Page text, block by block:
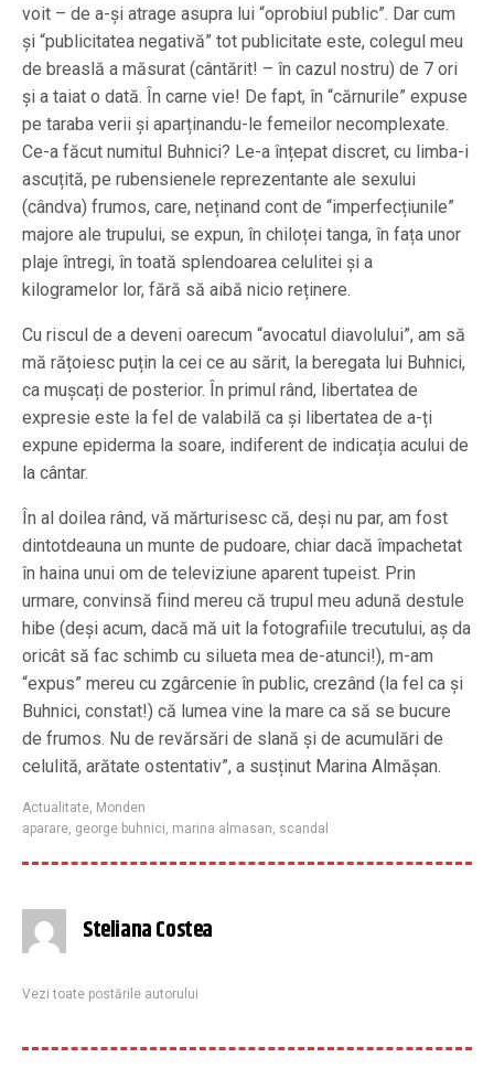
voit – de a-și atrage asupra lui “oprobiul public”. Dar cum
și “publicitatea negativă” tot publicitate este, colegul meu
de breaslă a măsurat (cântărit! – în cazul nostru) de 7 ori
și a taiat o dată. În carne vie! De fapt, în “cărnurile” expuse
pe taraba verii și aparținandu-le femeilor necomplexate.
Ce-a făcut numitul Buhnici? Le-a înțepat discret, cu limba-i
ascuțită, pe rubensienele reprezentante ale sexului
(cândva) frumos, care, neținand cont de “imperfecțiunile”
majore ale trupului, se expun, în chiloței tanga, în fața unor
plaje întregi, în toată splendoarea celulitei și a
kilogramelor lor, fără să aibă nicio reținere.
Cu riscul de a deveni oarecum “avocatul diavolului”, am să
mă rățoiesc puțin la cei ce au sărit, la beregata lui Buhnici,
ca mușcați de posterior. În primul rând, libertatea de
expresie este la fel de valabilă ca și libertatea de a-ți
expune epiderma la soare, indiferent de indicația acului de
la cântar.
În al doilea rând, vă mărturisesc că, deși nu par, am fost
dintotdeauna un munte de pudoare, chiar dacă împachetat
în haina unui om de televiziune aparent tupeist. Prin
urmare, convinsă fiind mereu că trupul meu adună destule
hibe (deși acum, dacă mă uit la fotografiile trecutului, aș da
oricât să fac schimb cu silueta mea de-atunci!), m-am
“expus” mereu cu zgârcenie în public, crezând (la fel ca și
Buhnici, constat!) că lumea vine la mare ca să se bucure
de frumos. Nu de revărsări de slană și de acumulări de
celulită, arătate ostentativ”, a susținut Marina Almășan.
Actualitate, Monden
aparare, george buhnici, marina almasan, scandal
Steliana Costea
Vezi toate postările autorului